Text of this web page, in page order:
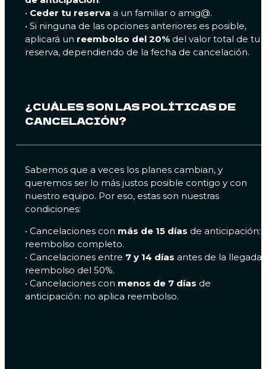
• Ceder tu reserva a un familiar o amig@.
• Si ninguna de las opciones anteriores es posible,
aplicará un reembolso del 20% del valor total de tu
reserva, dependiendo de la fecha de cancelación.
¿CUÁLES SON LAS POLÍTICAS DE
CANCELACIÓN?
Sabemos que a veces los planes cambian, y
queremos ser lo más justos posible contigo y con
nuestro equipo. Por eso, estas son nuestras
condiciones:
•⁠ ⁠Cancelaciones con más de 15 días de anticipación:
reembolso completo.
•⁠ ⁠Cancelaciones entre 7 y 14 días antes de la llegada:
reembolso del 50%.
•⁠ ⁠Cancelaciones con menos de 7 días de
anticipación: no aplica reembolso.